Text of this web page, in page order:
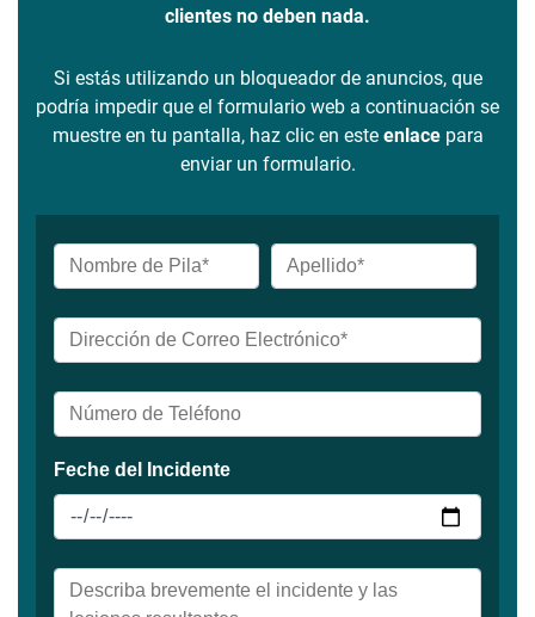
clientes no deben nada.
Si estás utilizando un bloqueador de anuncios, que
podría impedir que el formulario web a continuación se
muestre en tu pantalla, haz clic en este enlacepara
enviar un formulario.